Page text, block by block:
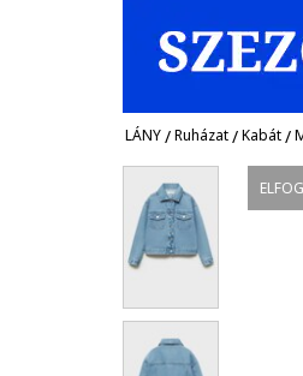
LÁNY/Ruházat/Kabát/